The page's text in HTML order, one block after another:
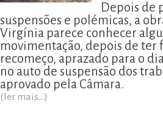
Depois de
suspensões e polémicas, a
Virgínia parece conhecer
movimentação, depois de ter
recomeço, aprazado para o
no auto de suspensão dos
aprovado pela Câmara.
(ler mais...)